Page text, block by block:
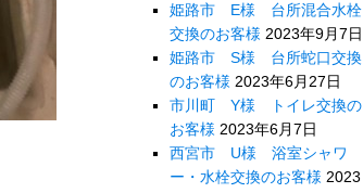
姫路市 E様 台所混合水栓
交換のお客様 2023年9月7日
姫路市 S様 台所蛇口交換
のお客様 2023年6月27日
市川町 Y様 トイレ交換の
お客様 2023年6月7日
西宮市 U様 浴室シャワ
ー・水栓交換のお客様 2023